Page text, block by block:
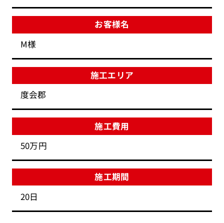
お客様名
M様
施工エリア
度会郡
施工費用
50万円
施工期間
20日